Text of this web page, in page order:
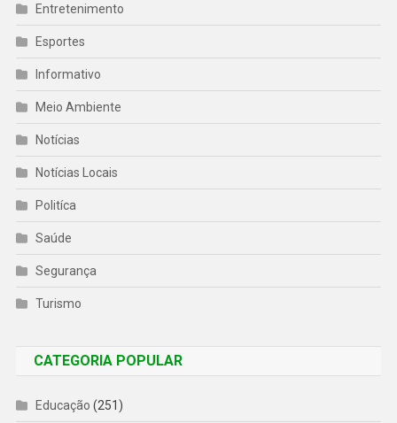
Entretenimento
Esportes
Informativo
Meio Ambiente
Notícias
Notícias Locais
Politíca
Saúde
Segurança
Turismo
CATEGORIA POPULAR
Educação (251)